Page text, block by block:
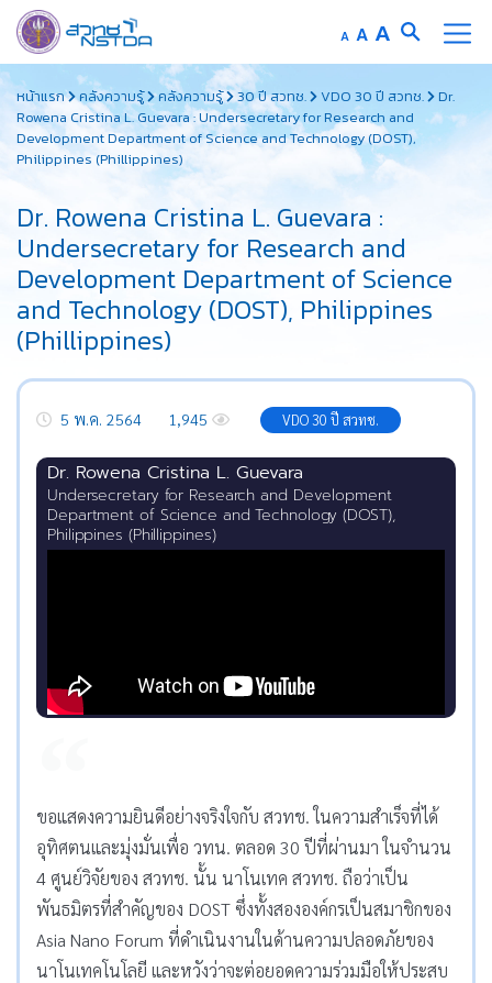
A A A
หน้าแรก คลังความรู้ คลังความรู้ 30 ปี สวทช. VDO 30 ปี สวทช.
Dr.
Rowena Cristina L. Guevara : Undersecretary for Research and
Development Department of Science and Technology (DOST),
Philippines (Phillippines)
Dr. Rowena Cristina L. Guevara :
Undersecretary for Research and
Development Department of Science
and Technology (DOST), Philippines
(Phillippines)
5 พ.ค. 2564 1,945 VDO 30 ปี สวทช.
Dr. Rowena Cristina L. Guevara
Undersecretary for Research and Development
Department of Science and Technology (DOST),
Philippines (Phillippines)
ขอแสดงความยินดีอย่างจริงใจกับ สวทช. ในความสำเร็จที่ได้
อุทิศตนและมุ่งมั่นเพื่อ วทน. ตลอด 30 ปีที่ผ่านมา ในจำนวน
4 ศูนย์วิจัยของ สวทช. นั้น นาโนเทค สวทช. ถือว่าเป็น
พันธมิตรที่สำคัญของ DOST ซึ่งทั้งสององค์กรเป็นสมาชิกของ
Asia Nano Forum ที่ดำเนินงานในด้านความปลอดภัยของ
นาโนเทคโนโลยี และหวังว่าจะต่อยอดความร่วมมือให้ประสบ